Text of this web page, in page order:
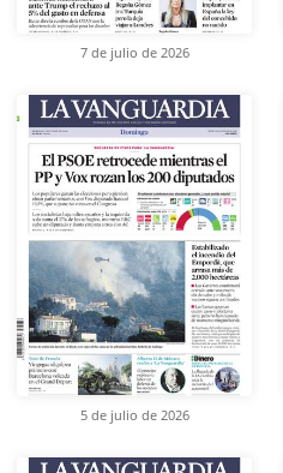
7 de julio de 2026
5 de julio de 2026